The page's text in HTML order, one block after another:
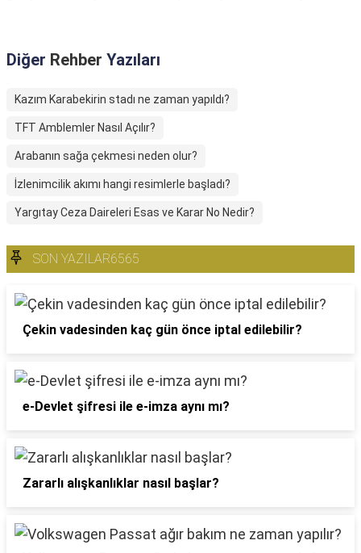
Diğer Rehber Yazıları
Kazım Karabekirin stadı ne zaman yapıldı?
TFT Amblemler Nasıl Açılır?
Arabanın sağa çekmesi neden olur?
İzlenimcilik akımı hangi resimlerle başladı?
Yargıtay Ceza Daireleri Esas ve Karar No Nedir?
SON YAZILAR6565
Çekin vadesinden kaç gün önce iptal edilebilir?
e-Devlet şifresi ile e-imza aynı mı?
Zararlı alışkanlıklar nasıl başlar?